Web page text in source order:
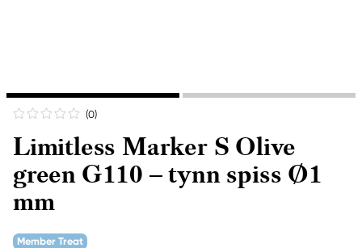
(0)
Limitless Marker S Olive
green G110 – tynn spiss Ø1
mm
Member Treat